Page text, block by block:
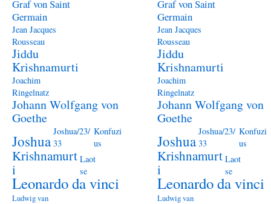
Graf von Saint
Germain
Jean Jacques
Rousseau
Jiddu
Krishnamurti
Joachim
Ringelnatz
Johann Wolfgang von
Goethe
Joshua
Joshua/23/
33
Konfuzi
us
Krishnamurt
i
Laot
se
Leonardo da vinci
Ludwig van
Graf von Saint
Germain
Jean Jacques
Rousseau
Jiddu
Krishnamurti
Joachim
Ringelnatz
Johann Wolfgang von
Goethe
Joshua
Joshua/23/
33
Konfuzi
us
Krishnamurt
i
Laot
se
Leonardo da vinci
Ludwig van